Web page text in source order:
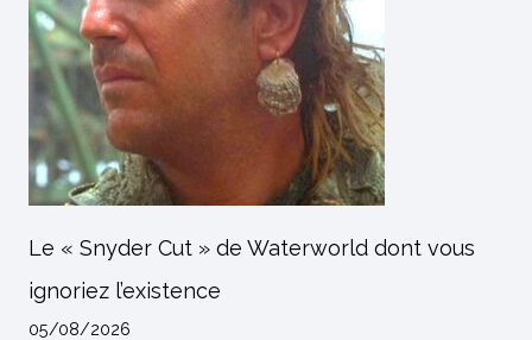
Le « Snyder Cut » de Waterworld dont vous
ignoriez l’existence
05/08/2026